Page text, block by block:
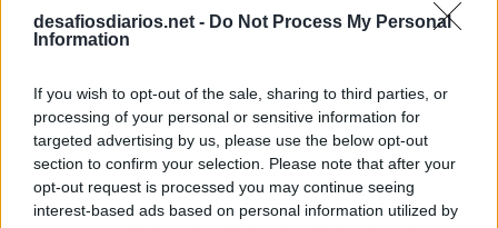
desafiosdiarios.net - Do Not Process My Personal
Information
If you wish to opt-out of the sale, sharing to third parties, or
processing of your personal or sensitive information for
targeted advertising by us, please use the below opt-out
section to confirm your selection. Please note that after your
opt-out request is processed you may continue seeing
interest-based ads based on personal information utilized by
C
F
A R P
A
I
S M
O
D
E C O
R
F
L A